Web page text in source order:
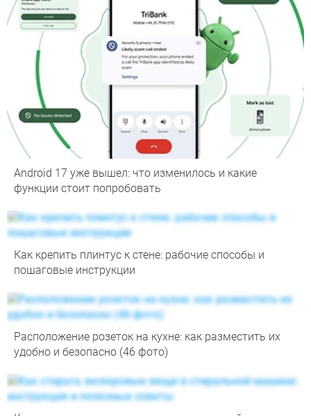
Android 17 уже вышел: что изменилось и какие
функции стоит попробовать
Как крепить плинтус к стене: рабочие способы и
пошаговые инструкции
Расположение розеток на кухне: как разместить их
удобно и безопасно (46 фото)